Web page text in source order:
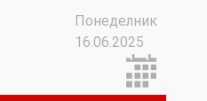
Понеделник
16.06.2025